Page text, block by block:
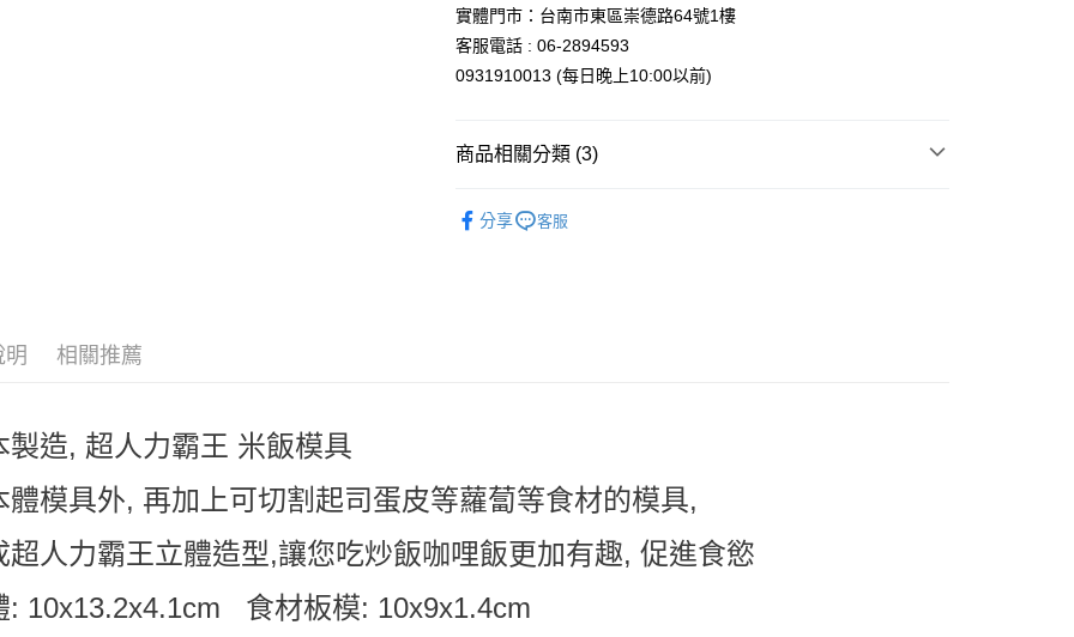
玉山商業銀行
星展（台灣）商業銀行
台新國際商業銀行
台灣樂天信用卡公司
悠遊付
Google Pay
全家取貨付款
每筆NT$65，滿NT$999(含以上)免運費
每筆NT$100，滿NT$999(含以上)免運費
實體門市：台南市東區崇德路64號1樓
客服電話 : 06-2894593
0931910013 (每日晚上10:00以前)
商品相關分類 (3)
分享 客服
明 相關推薦
製造, 超人力霸王 米飯模具
體模具外, 再加上可切割起司蛋皮等蘿蔔等食材的模具,
超人力霸王立體造型,讓您吃炒飯咖哩飯更加有趣, 促進食慾
: 10x13.2x4.1cm 食材板模: 10x9x1.4cm